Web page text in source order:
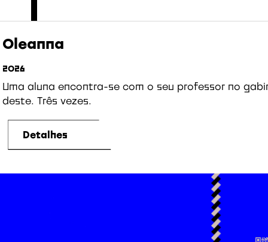
Oleanna
2026
Uma aluna encontra-se com o seu professor no
deste. Três vezes.
Detalhes